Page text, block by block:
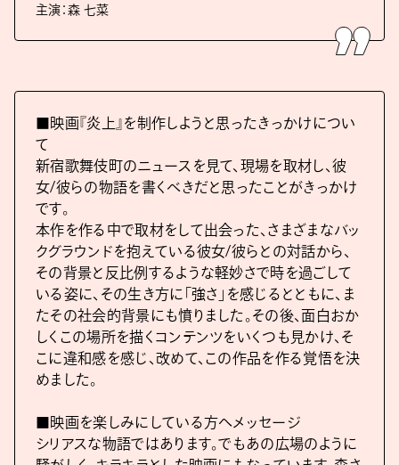
主演：森 七菜
■映画『炎上』を制作しようと思ったきっかけについ
て
新宿歌舞伎町のニュースを見て、現場を取材し、彼
女/彼らの物語を書くべきだと思ったことがきっかけ
です。
本作を作る中で取材をして出会った、さまざまなバッ
クグラウンドを抱えている彼女/彼らとの対話から、
その背景と反比例するような軽妙さで時を過ごして
いる姿に、その生き方に「強さ」を感じるとともに、ま
たその社会的背景にも憤りました。その後、面白おか
しくこの場所を描くコンテンツをいくつも見かけ、そ
こに違和感を感じ、改めて、この作品を作る覚悟を決
めました。
■映画を楽しみにしている方へメッセージ
シリアスな物語ではあります。でもあの広場のように